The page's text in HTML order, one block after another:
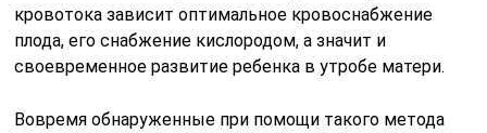
кровотока зависит оптимальное кровоснабжение
плода, его снабжение кислородом, а значит и
своевременное развитие ребенка в утробе матери.
Вовремя обнаруженные при помощи такого метода